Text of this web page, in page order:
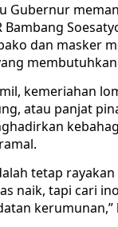
Gubernur
Bambang
dan masker
kemeriahan
atau panjat
tetap
naik, tapi cari
kerumunan,”